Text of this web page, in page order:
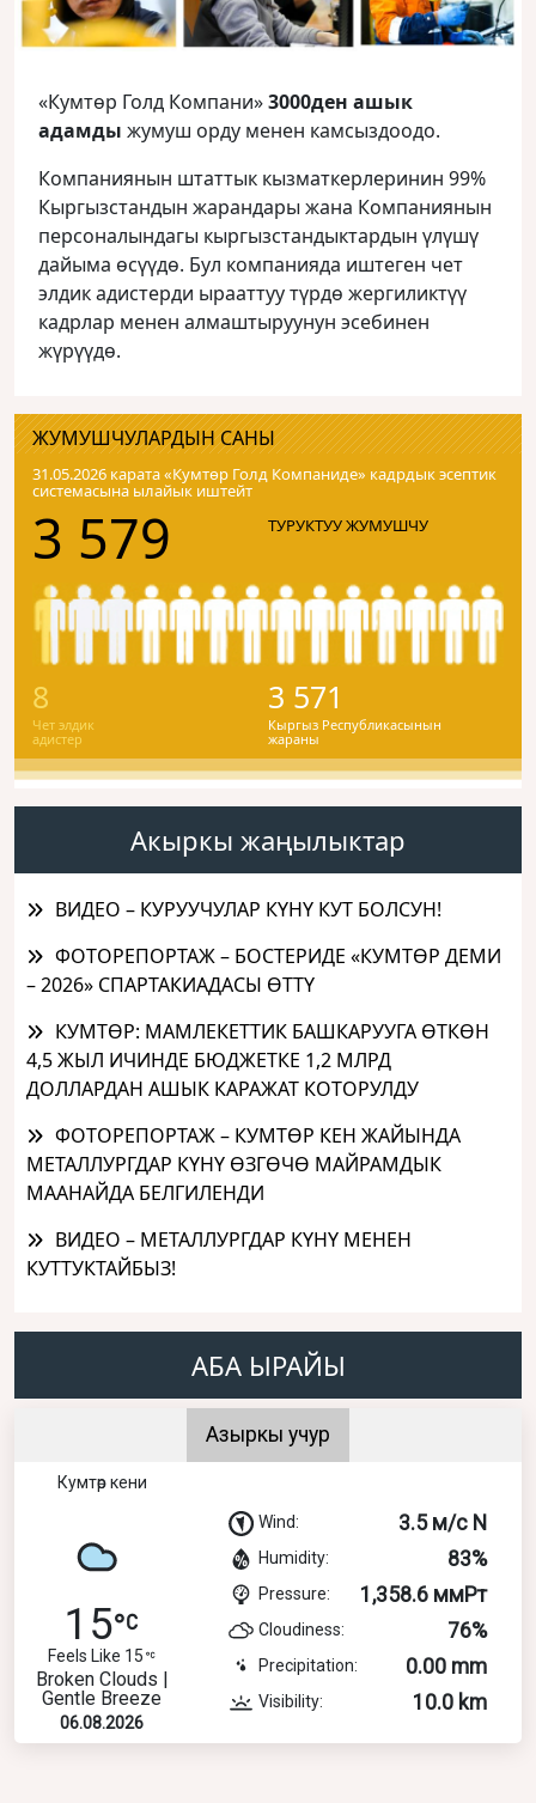
«Кумтөр Голд Компани»3000ден ашык
адамды жумуш орду менен камсыздоодо.
Компаниянын штаттык кызматкерлеринин 99%
Кыргызстандын жарандары жана Компаниянын
персоналындагы кыргызстандыктардын үлүшү
дайыма өсүүдө. Бул компанияда иштеген чет
элдик адистерди ырааттуу түрдө жергиликтүү
кадрлар менен алмаштыруунун эсебинен
жүрүүдө.
ЖУМУШЧУЛАРДЫН САНЫ
31.05.2026 карата «Кумтɵр Голд Компаниде» кадрдык эсептик
системасына ылайык иштейт
3 579 ТУРУКТУУ ЖУМУШЧУ
8
Чет элдик
адистер
3 571
Кыргыз Республикасынын
жараны
Акыркы жаңылыктар
ВИДЕО – КУРУУЧУЛАР КҮНҮ КУТ БОЛСУН!
ФОТОРЕПОРТАЖ – БОСТЕРИДЕ «КУМТӨР ДЕМИ
– 2026» СПАРТАКИАДАСЫ ӨТТҮ
КУМТӨР: МАМЛЕКЕТТИК БАШКАРУУГА ӨТКӨН
4,5 ЖЫЛ ИЧИНДЕ БЮДЖЕТКЕ 1,2 МЛРД
ДОЛЛАРДАН АШЫК КАРАЖАТ КОТОРУЛДУ
ФОТОРЕПОРТАЖ – КУМТӨР КЕН ЖАЙЫНДА
МЕТАЛЛУРГДАР КҮНҮ ӨЗГӨЧӨ МАЙРАМДЫК
МААНАЙДА БЕЛГИЛЕНДИ
ВИДЕО – МЕТАЛЛУРГДАР КҮНҮ МЕНЕН
КУТТУКТАЙБЫЗ!
АБА ЫРАЙЫ
Азыркы учур
Кумтөр кени
15
Feels Like 15
Broken Clouds |
Gentle Breeze
06.08.2026
Wind: 3.5 м/с N
Humidity: 83%
Pressure: 1,358.6 ммРт
Cloudiness: 76%
Precipitation: 0.00 mm
Visibility: 10.0 km